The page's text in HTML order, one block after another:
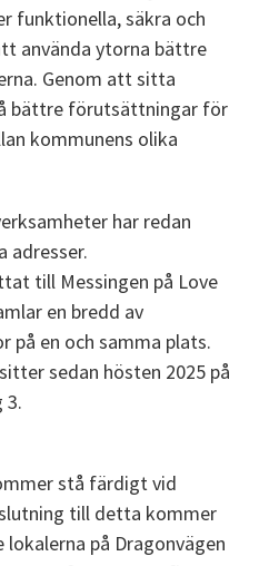
funktionella, säkra och
använda ytorna bättre
Genom att sitta
bättre förutsättningar för
kommunens olika
har redan
adresser.
till Messingen på Love
en bredd av
på en och samma plats.
sedan hösten 2025 på
3.
stå färdigt vid
till detta kommer
på Dragonvägen